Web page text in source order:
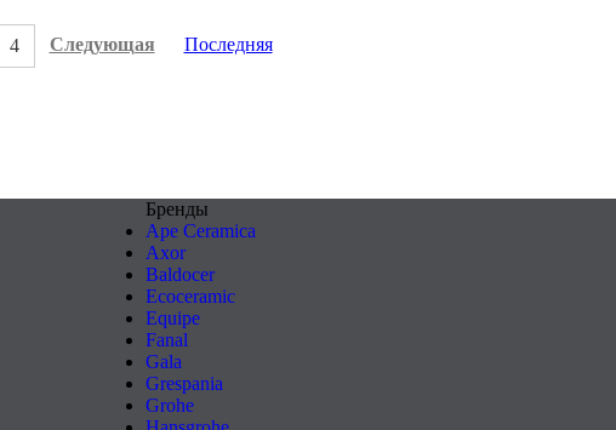
4 Следующая Последняя
Бренды
Ape Ceramica
Axor
Baldocer
Ecoceramic
Equipe
Fanal
Gala
Grespania
Grohe